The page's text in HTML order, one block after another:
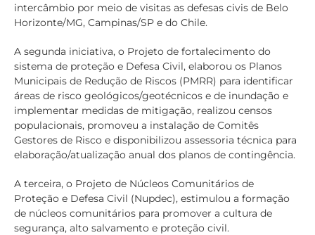
intercâmbio por meio de visitas as defesas civis de Belo
Horizonte/MG, Campinas/SP e do Chile.
A segunda iniciativa, o Projeto de fortalecimento do
sistema de proteção e Defesa Civil, elaborou os Planos
Municipais de Redução de Riscos (PMRR) para identificar
áreas de risco geológicos/geotécnicos e de inundação e
implementar medidas de mitigação, realizou censos
populacionais, promoveu a instalação de Comitês
Gestores de Risco e disponibilizou assessoria técnica para
elaboração/atualização anual dos planos de contingência.
A terceira, o Projeto de Núcleos Comunitários de
Proteção e Defesa Civil (Nupdec), estimulou a formação
de núcleos comunitários para promover a cultura de
segurança, alto salvamento e proteção civil.